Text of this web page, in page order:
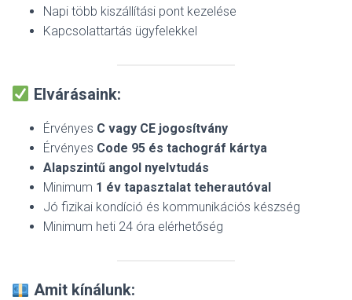
Napi több kiszállítási pont kezelése
Kapcsolattartás ügyfelekkel
Elvárásaink:
Érvényes C vagy CE jogosítvány
Érvényes Code 95 és tachográf kártya
Alapszintű angol nyelvtudás
Minimum 1 év tapasztalat teherautóval
Jó fizikai kondíció és kommunikációs készség
Minimum heti 24 óra elérhetőség
Amit kínálunk: